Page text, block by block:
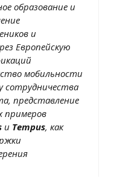
образование и
и
Европейскую
мобильности
сотрудничества
представление
примеров
и Tempus, как